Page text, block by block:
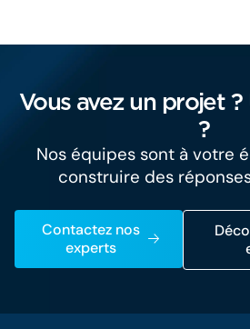
Vous avez un projet
?
Nos équipes sont à votre
construire des
Contactez nos
experts